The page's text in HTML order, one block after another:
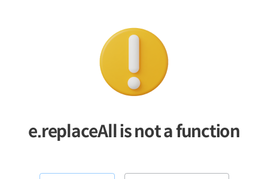
e.replaceAll is not a function